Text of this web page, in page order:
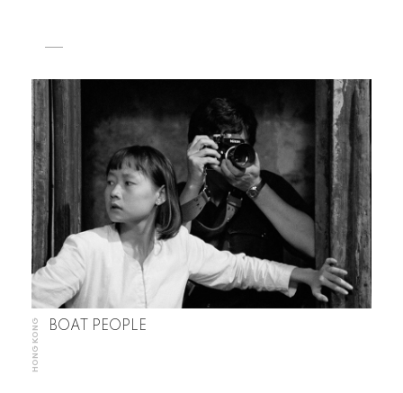
HONG KONG BOAT PEOPLE